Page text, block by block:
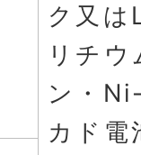
ク又
リチ
ン・
カド